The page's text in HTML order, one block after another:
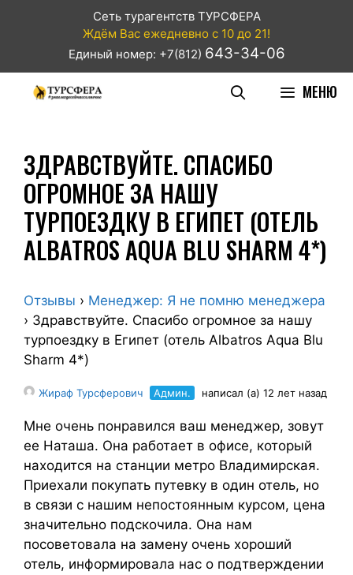
Сеть турагентств ТУРСФЕРА
Ждём Вас ежедневно с 10 до 21!
Единый номер: +7(812) 643-34-06
МЕНЮ
ЗДРАВСТВУЙТЕ. СПАСИБО
ОГРОМНОЕ ЗА НАШУ
ТУРПОЕЗДКУ В ЕГИПЕТ (ОТЕЛЬ
ALBATROS AQUA BLU SHARM 4*)
Отзывы › Менеджер: Я не помню менеджера
› Здравствуйте. Спасибо огромное за нашу
турпоездку в Египет (отель Albatros Aqua Blu
Sharm 4*)
Жираф Турсферович Админ. написал (а) 12 лет назад
Мне очень понравился ваш менеджер, зовут
ее Наташа. Она работает в офисе, который
находится на станции метро Владимирская.
Приехали покупать путевку в один отель, но
в связи с нашим непостоянным курсом, цена
значительно подскочила. Она нам
посоветовала на замену очень хороший
отель, информировала нас о подтверждении